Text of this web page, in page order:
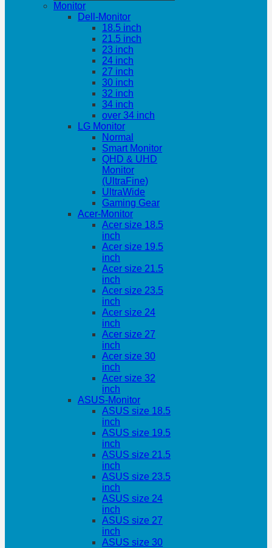
Monitor
Dell-Monitor
18.5 inch
21.5 inch
23 inch
24 inch
27 inch
30 inch
32 inch
34 inch
over 34 inch
LG Monitor
Normal
Smart Monitor
QHD & UHD
Monitor
(UltraFine)
UltraWide
Gaming Gear
Acer-Monitor
Acer size 18.5
inch
Acer size 19.5
inch
Acer size 21.5
inch
Acer size 23.5
inch
Acer size 24
inch
Acer size 27
inch
Acer size 30
inch
Acer size 32
inch
ASUS-Monitor
ASUS size 18.5
inch
ASUS size 19.5
inch
ASUS size 21.5
inch
ASUS size 23.5
inch
ASUS size 24
inch
ASUS size 27
inch
ASUS size 30